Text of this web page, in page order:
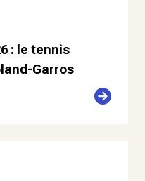
: le tennis
Garros